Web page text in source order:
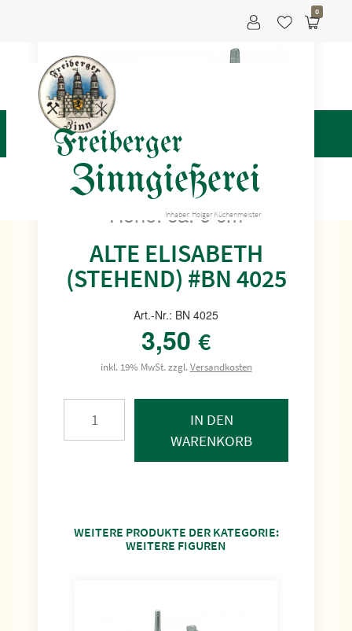
Freiberger
Zinngießerei
Inhaber: Holger Küchenmeister
0
Höhe: ca. 6 cm
ALTE ELISABETH
(STEHEND) #BN 4025
Art.-Nr.: BN 4025
3,50 €
inkl. 19% MwSt. zzgl.Versandkosten
IN DEN
WARENKORB
WEITERE PRODUKTE DER KATEGORIE:
WEITERE FIGUREN